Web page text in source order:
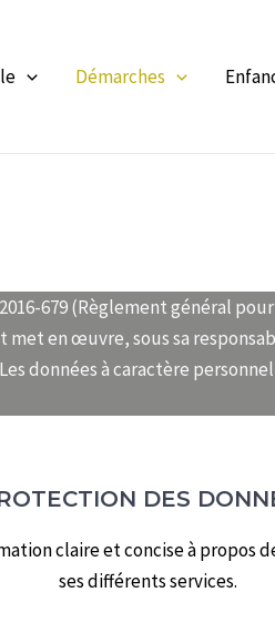
Démarches
679 (Règlement général
met en œuvre, sous sa
données à caractère
DES
claire et concise à propos
ses différents services.